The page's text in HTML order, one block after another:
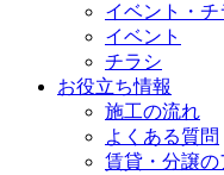
イベント・
イベント
チラシ
お役立ち情報
施工の流れ
よくある質問
賃貸・分譲